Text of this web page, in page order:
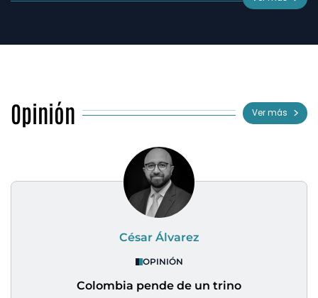
Opinión Ver más
César Álvarez
OPINIÓN
Colombia pende de un trino